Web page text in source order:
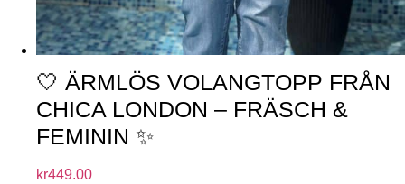
🤍 ÄRMLÖS VOLANGTOPP FRÅN
CHICA LONDON – FRÄSCH &
FEMININ ✨
kr449.00